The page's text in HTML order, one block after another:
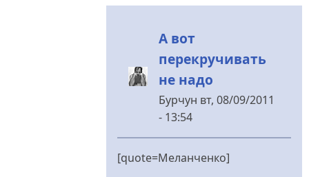
А вот
перекручивать
не надо
Бурчун вт, 08/09/2011
- 13:54
У
відповідь
[quote=Меланченко]